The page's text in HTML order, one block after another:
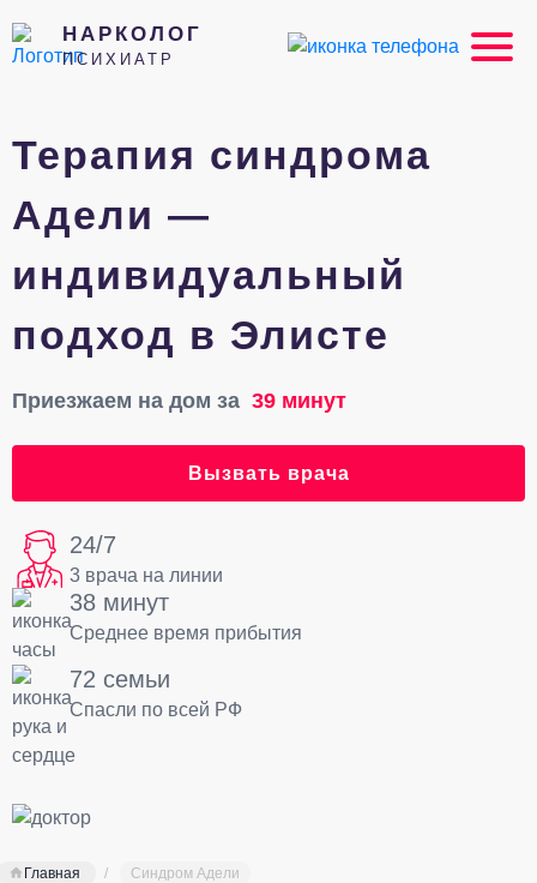
НАРКОЛОГ
ПСИХИАТР
Терапия синдрома
Адели —
индивидуальный
подход в Элисте
Приезжаем на дом за 39 минут
Вызвать врача
24/7
3 врача на линии
38 минут
Среднее время прибытия
72 семьи
Спасли по всей РФ
Главная Синдром Адели